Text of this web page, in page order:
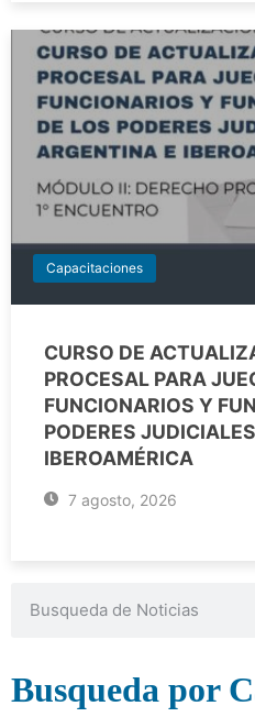
Capacitaciones
CURSO DE
PROCESAL PARA
FUNCIONARIOS Y
PODERES
IBEROAMÉRICA
7 agosto, 2026
Busqueda por